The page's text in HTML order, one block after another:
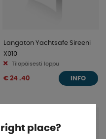
Langaton Yachtsafe Sireeni
X010
Tilapäisesti loppu
€ 24 .40 INFO
place?